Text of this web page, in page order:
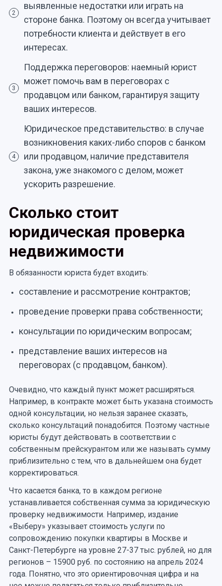
2
выявленные недостатки или играть на
стороне банка. Поэтому он всегда учитывает
потребности клиента и действует в его
интересах.
3
Поддержка переговоров: наемный юрист
может помочь вам в переговорах с
продавцом или банком, гарантируя защиту
ваших интересов.
4
Юридическое представительство: в случае
возникновения каких-либо споров с банком
или продавцом, наличие представителя
закона, уже знакомого с делом, может
ускорить разрешение.
Сколько стоит
юридическая проверка
недвижимости
В обязанности юриста будет входить:
составление и рассмотрение контрактов;
проведение проверки права собственности;
консультации по юридическим вопросам;
представление ваших интересов на
переговорах (с продавцом, банком).
Очевидно, что каждый пункт может расширяться.
Например, в контракте может быть указана стоимость
одной консультации, но нельзя заранее сказать,
сколько консультаций понадобится. Поэтому частные
юристы будут действовать в соответствии с
собственным прейскурантом или же называть сумму
приблизительно с тем, что в дальнейшем она будет
корректироваться.
Что касается банка, то в каждом регионе
устанавливается собственная сумма за юридическую
проверку недвижимости. Например, издание
«Выберу» указывает стоимость услуги по
сопровождению покупки квартиры в Москве и
Санкт-Петербурге на уровне 27-37 тыс. рублей, но для
регионов – 15900 руб. по состоянию на апрель 2024
года. Понятно, что это ориентировочная цифра и на